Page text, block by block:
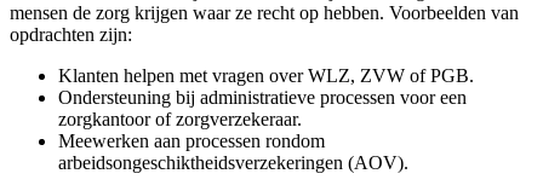
mensen de zorg krijgen waar ze recht op hebben. Voorbeelden van
opdrachten zijn:
Klanten helpen met vragen over WLZ, ZVW of PGB.
Ondersteuning bij administratieve processen voor een
zorgkantoor of zorgverzekeraar.
Meewerken aan processen rondom
arbeidsongeschiktheidsverzekeringen (AOV).